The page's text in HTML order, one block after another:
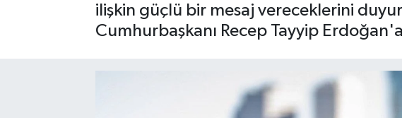
ilişkin güçlü bir mesaj vereceklerini
Cumhurbaşkanı Recep Tayyip